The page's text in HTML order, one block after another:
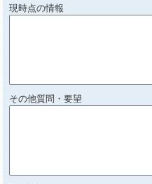
現時点の情報
その他質問・要望